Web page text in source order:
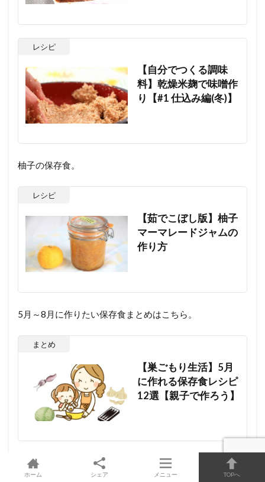
レシピ
【自分でつくる調味
料】乾燥米麹で味噌作
り【#1 仕込み編(冬)】
柚子の保存食。
レシピ
【茹でこぼし版】柚子
マーマレードジャムの
作り方
5月～8月に作りたい保存食まとめはこちら。
まとめ
【巣ごもり生活】5月
に作れる保存食レシピ
12選【親子で作ろう】
まとめ
ホーム シェア メニュー TOPへ